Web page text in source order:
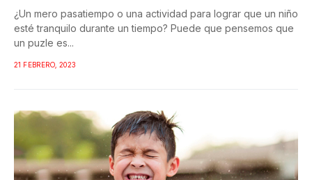
¿Un mero pasatiempo o una actividad para lograr que un niño
esté tranquilo durante un tiempo? Puede que pensemos que
un puzle es...
21 FEBRERO, 2023